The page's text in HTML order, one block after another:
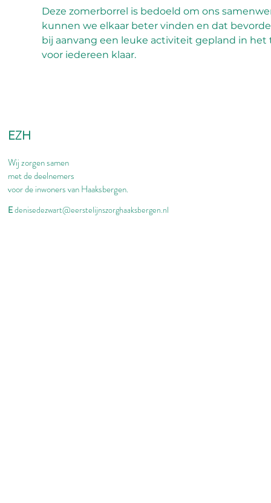
Deze zomerborrel is bedoeld om ons
kunnen we elkaar beter vinden en dat
bij aanvang een leuke activiteit gepland in
voor iedereen klaar.
EZH
Wij zorgen samen
met de deelnemers
voor de inwoners van Haaksbergen.
Edenisedezwart@eerstelijnszorghaaksbergen.nl